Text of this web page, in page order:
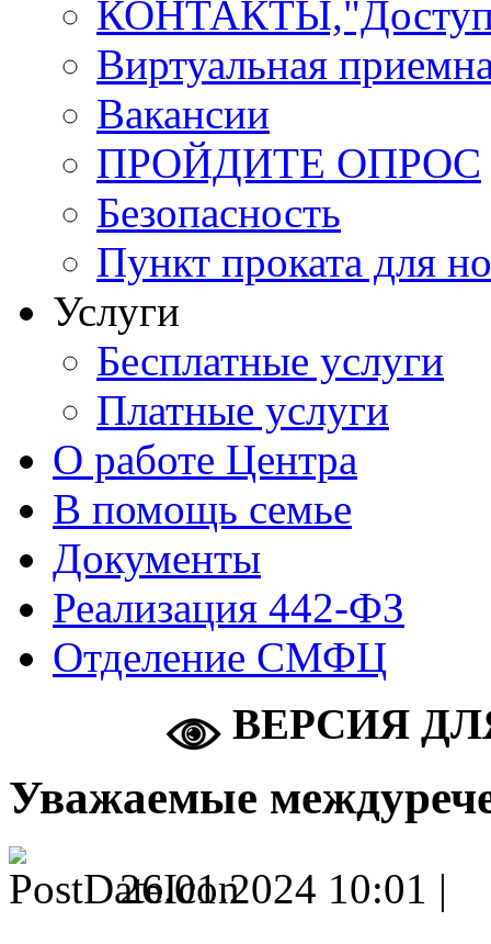
Виртуальная
Вакансии
ПРОЙДИТЕ ОПРОС
Безопасность
Пункт проката для
Услуги
Бесплатные услуги
Платные услуги
О работе Центра
В помощь семье
Документы
Реализация 442-ФЗ
Отделение СМФЦ
ВЕРСИЯ
Уважаемые
26.01.2024 10:01 |